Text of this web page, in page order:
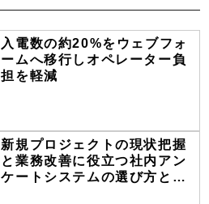
入電数の約20%をウェブフォ
ームへ移行しオペレーター負
担を軽減
新規プロジェクトの現状把握
と業務改善に役立つ社内アン
ケートシステムの選び方と運